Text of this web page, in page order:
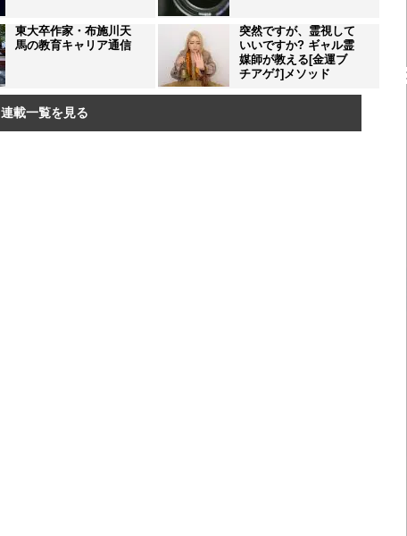
東大卒作家・布施川天
馬の教育キャリア通信
突然ですが、霊視して
いいですか? ギャル霊
媒師が教える[金運ブ
チアゲ⤴]メソッド
連載一覧を見る